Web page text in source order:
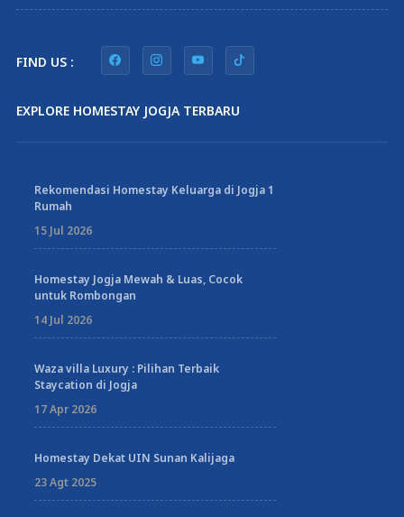
FIND US :
EXPLORE HOMESTAY JOGJA TERBARU
Rekomendasi Homestay Keluarga di Jogja 1
Rumah
15 Jul 2026
Homestay Jogja Mewah & Luas, Cocok
untuk Rombongan
14 Jul 2026
Waza villa Luxury : Pilihan Terbaik
Staycation di Jogja
17 Apr 2026
Homestay Dekat UIN Sunan Kalijaga
23 Agt 2025